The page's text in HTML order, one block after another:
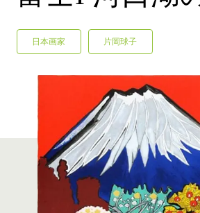
日本画家 片岡球子